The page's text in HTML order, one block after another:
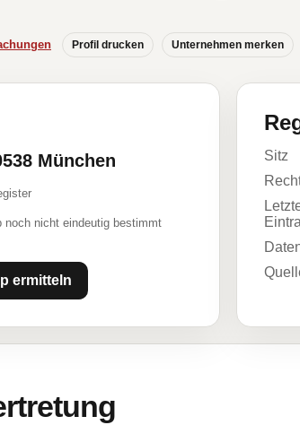
Profil drucken Unternehmen merken
München
noch nicht eindeutig bestimmt
ermitteln
Sitz